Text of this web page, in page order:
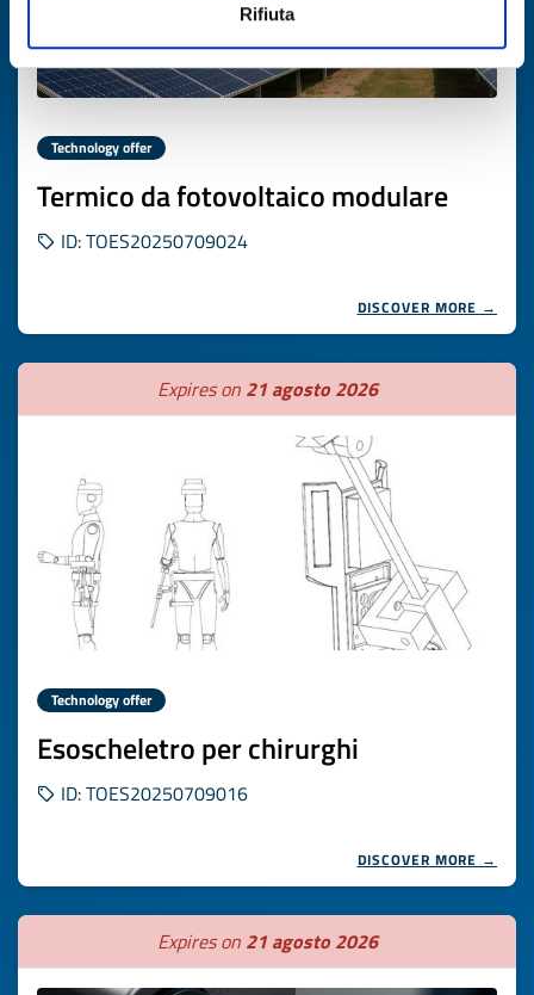
Rifiuta
Technology offer
Termico da fotovoltaico modulare
ID: TOES20250709024
DISCOVER MORE →
Expires on 21 agosto 2026
Technology offer
Esoscheletro per chirurghi
ID: TOES20250709016
DISCOVER MORE →
Expires on 21 agosto 2026